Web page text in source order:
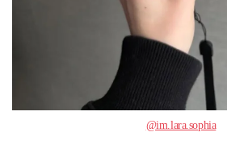
@im.lara.sophia